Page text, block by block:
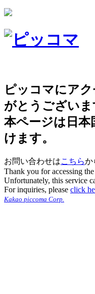
ピッコマにア
がとうございま
本ページは日
けます。
お問い合わせはこちらか
Thank you for accessing
Unfortunately, this service
For inquiries, please click
Kakao piccoma Corp.